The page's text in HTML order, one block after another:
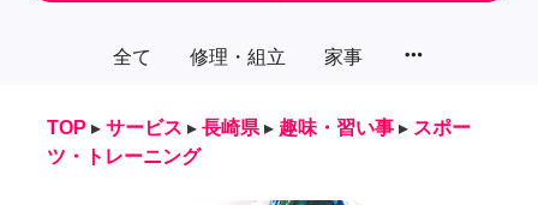
全て 修理・組立 家事 more_horiz
TOP ▸ サービス ▸ 長崎県 ▸ 趣味・習い事 ▸ スポー
ツ・トレーニング